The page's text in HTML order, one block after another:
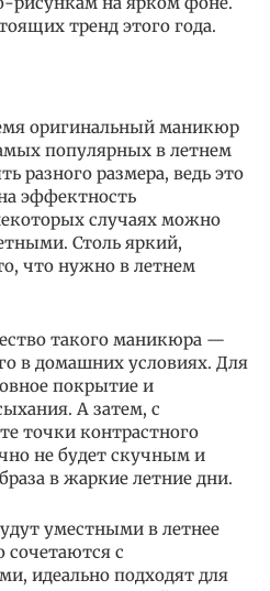
тренд этого года.
оригинальный маникюр
популярных в летнем
разного размера, ведь это
эффектность
случаях можно
Столь яркий,
что нужно в летнем
такого маникюра —
в домашних условиях. Для
покрытие и
А затем, с
точки контрастного
не будет скучным и
в жаркие летние дни.
уместными в летнее
сочетаются с
идеально подходят для